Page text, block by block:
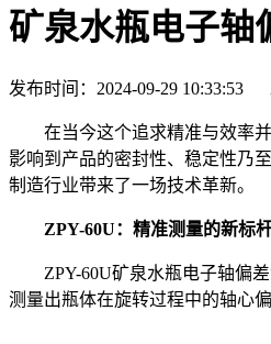
矿泉水瓶电子轴
发布时间：2024-09-29 10:33:53
在当今这个追求精准与效率并
影响到产品的密封性、稳定性乃
制造行业带来了一场技术革新。
ZPY-60U：精准测量的新标
ZPY-60U矿泉水瓶电子轴偏差
测量出瓶体在旋转过程中的轴心